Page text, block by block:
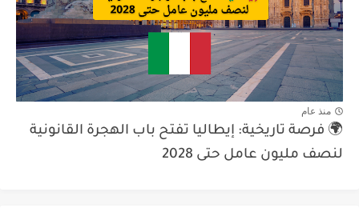
منذ عام
🌍 فرصة تاريخية: إيطاليا تفتح باب الهجرة القانونية
لنصف مليون عامل حتى 2028